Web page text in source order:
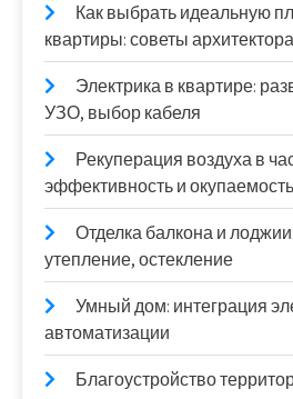
Как выбрать идеальную
квартиры: советы архитектора
Электрика в квартире:
УЗО, выбор кабеля
Рекуперация воздуха в
эффективность и окупаемость
Отделка балкона и
утепление, остекление
Умный дом: интеграция
автоматизации
Благоустройство